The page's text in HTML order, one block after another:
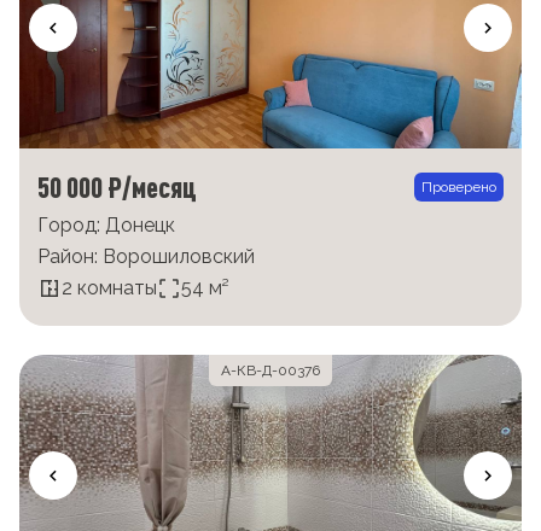
50 000 ₽/месяц Проверено
Город: Донецк
Район: Ворошиловский
2 комнаты
54 м²
А-КВ-Д-00376